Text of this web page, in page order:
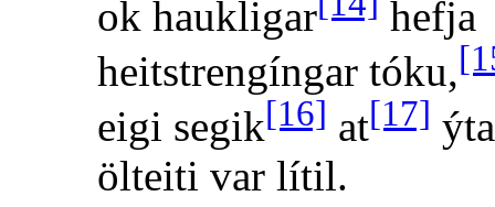
ok haukligar
hefja
heitstrengíngar tóku,
eigi segik[16] at[17] ýta
ölteiti var lítil.